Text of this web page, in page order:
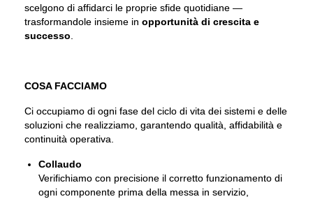
scelgono di affidarci le proprie sfide quotidiane —
trasformandole insieme in opportunità di crescita e
successo
COSA FACCIAMO
Ci occupiamo di ogni fase del ciclo di vita dei sistemi e delle
soluzioni che realizziamo, garantendo qualità, affidabilità e
continuità operativa.
Collaudo
Verifichiamo con precisione il corretto funzionamento di
ogni componente prima della messa in servizio,